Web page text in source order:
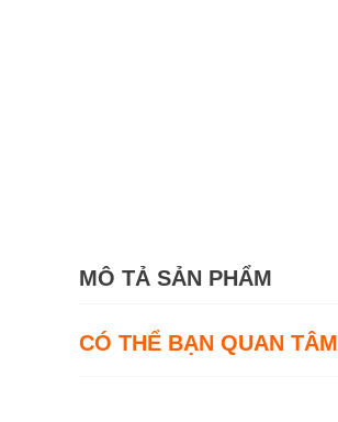
MÔ TẢ SẢN PHẨM
CÓ THỂ BẠN QUAN TÂM